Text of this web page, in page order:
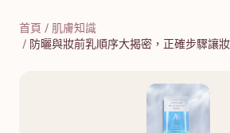
首頁 / 肌膚知識
/ 防曬與妝前乳順序大揭密，正確步驟讓妝